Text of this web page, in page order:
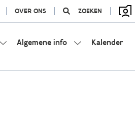
OVER ONS ZOEKEN
Algemene info Kalender